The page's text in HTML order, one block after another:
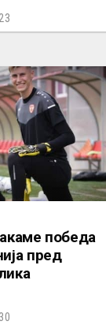
победа
пред